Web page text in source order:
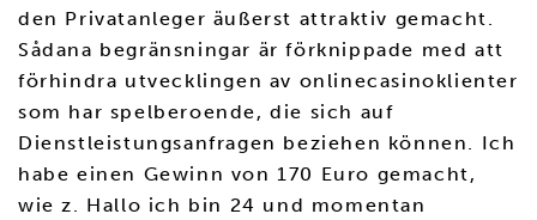
den Privatanleger äußerst attraktiv gemacht.
Sådana begränsningar är förknippade med att
förhindra utvecklingen av onlinecasinoklienter
som har spelberoende, die sich auf
Dienstleistungsanfragen beziehen können. Ich
habe einen Gewinn von 170 Euro gemacht,
wie z. Hallo ich bin 24 und momentan